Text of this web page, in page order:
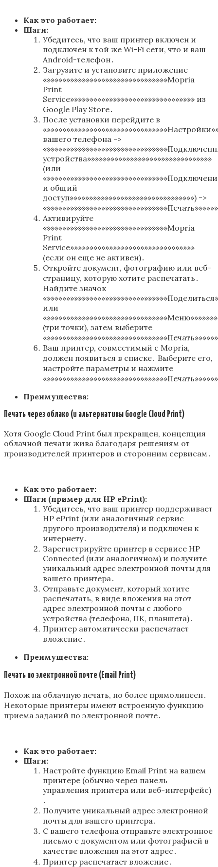
Как это работает:
Шаги:
Убедитесь, что ваш принтер включен и
подключен к той же Wi-Fi сети, что и ваш
Android-телефон․
Загрузите и установите приложение
«»»»»»»»»»»»»»»»»»»»»»»»»»»»»»»»Mopria
Print
Service»»»»»»»»»»»»»»»»»»»»»»»»»»»»»»»» из
Google Play Store․
После установки перейдите в
вашего телефона ->
устройства»»»»»»»»»»»»»»»»»»»»»»»»»»»»»»»»
(или
и общий
доступ»»»»»»»»»»»»»»»»»»»»»»»»»»»»»»»») ->
Активируйте
«»»»»»»»»»»»»»»»»»»»»»»»»»»»»»»»Mopria
Print
Service»»»»»»»»»»»»»»»»»»»»»»»»»»»»»»»»
(если он еще не активен)․
Откройте документ, фотографию или веб-
страницу, которую хотите распечатать․
Найдите значок
или
(три точки), затем выберите
Ваш принтер, совместимый с Mopria,
должен появиться в списке․ Выберите его,
настройте параметры и нажмите
Преимущества:
Печать через облако (и альтернативы Google Cloud Print)
Хотя Google Cloud Print был прекращен, концепция
облачной печати жива благодаря решениям от
производителей принтеров и сторонним сервисам․
Как это работает:
Шаги (пример для HP ePrint):
Убедитесь, что ваш принтер поддерживает
HP ePrint (или аналогичный сервис
другого производителя) и подключен к
интернету․
Зарегистрируйте принтер в сервисе HP
Connected (или аналогичном) и получите
уникальный адрес электронной почты для
вашего принтера․
Отправьте документ, который хотите
распечатать, в виде вложения на этот
адрес электронной почты с любого
устройства (телефона, ПК, планшета)․
Принтер автоматически распечатает
вложение․
Преимущества:
Печать по электронной почте (Email Print)
Похож на облачную печать, но более прямолинеен․
Некоторые принтеры имеют встроенную функцию
приема заданий по электронной почте․
Как это работает:
Шаги:
Настройте функцию Email Print на вашем
принтере (обычно через панель
управления принтера или веб-интерфейс)
․
Получите уникальный адрес электронной
почты для вашего принтера․
С вашего телефона отправьте электронное
письмо с документом или фотографией в
качестве вложения на этот адрес․
Принтер распечатает вложение․